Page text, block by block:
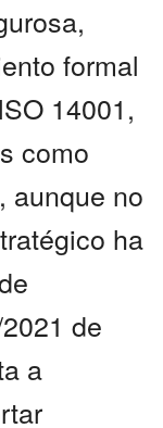
formal
14001,
como
aunque no
ha
de
a